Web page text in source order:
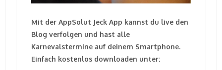
Mit der AppSolut Jeck App kannst du live den
Blog verfolgen und hast alle
Karnevalstermine auf deinem Smartphone.
Einfach kostenlos downloaden unter: